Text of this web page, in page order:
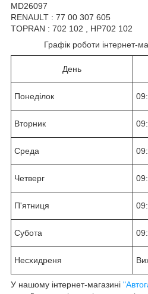
MD26097
RENAULT : 77 00 307 605
TOPRAN : 702 102 , HP702 102
Графік роботи інтернет-
День
Понеділок
Вторник
Среда
Четверг
П'ятниця
Субота
Несхидреня
У нашому інтернет-магазині